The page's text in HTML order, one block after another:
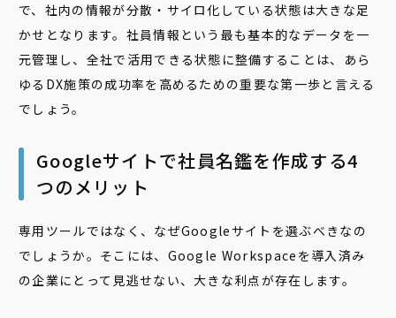
で、社内の情報が分散・サイロ化している状態は大きな足
かせとなります。社員情報という最も基本的なデータを一
元管理し、全社で活用できる状態に整備することは、あら
ゆるDX施策の成功率を高めるための重要な第一歩と言える
でしょう。
Googleサイトで社員名鑑を作成する4
つのメリット
専用ツールではなく、なぜGoogleサイトを選ぶべきなの
でしょうか。そこには、Google Workspaceを導入済み
の企業にとって見逃せない、大きな利点が存在します。